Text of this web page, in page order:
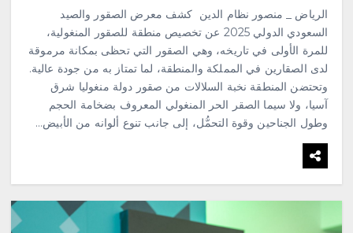
الرياض _ منصور نظام الدين كشف معرض الصقور والصيد
السعودي الدولي 2025 عن تخصيص منطقة للصقور المنغولية،
للمرة الأولى في تاريخه، وهي الصقور التي تحظى بمكانة مرموقة
لدى الصقارين في المملكة والمنطقة، لما تمتاز به من جودة عالية.
وتحتضن المنطقة نخبة السلالات من صقور دولة منغوليا شرق
آسيا، ولا سيما الصقر الحر المنغولي المعروف بضخامة الحجم
وطول الجناحين وقوة التحمُّل، إلى جانب تنوع ألوانه من الأبيض…